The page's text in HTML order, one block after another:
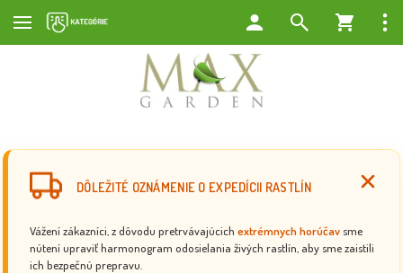
DÔLEŽITÉ OZNÁMENIE O EXPEDÍCII RASTLÍN
Vážení zákazníci, z dôvodu pretrvávajúcich extrémnych horúčav sme
nútení upraviť harmonogram odosielania živých rastlín, aby sme zaistili
ich bezpečnú prepravu.